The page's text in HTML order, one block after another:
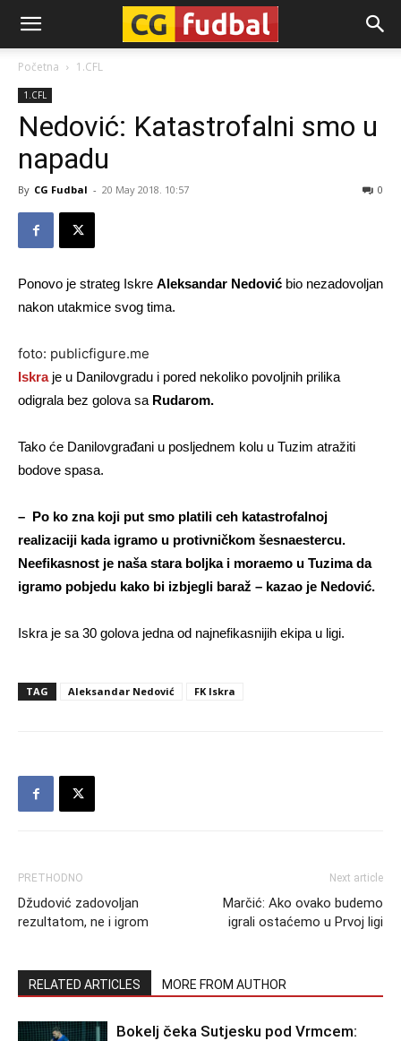
CG-
Fudbal
Početna 1.CFL
1.CFL
Nedović: Katastrofalni smo u
napadu
By CG Fudbal - 20 May 2018. 10:57 0
Ponovo je strateg Iskre Aleksandar Nedović bio nezadovoljan
nakon utakmice svog tima.
foto: publicfigure.me
Iskraje u Danilovgradu i pored nekoliko povoljnih prilika
odigrala bez golova sa Rudarom.
Tako će Danilovgrađani u posljednem kolu u Tuzim atražiti
bodove spasa.
– Po ko zna koji put smo platili ceh katastrofalnoj
realizaciji kada igramo u protivničkom šesnaestercu.
Neefikasnost je naša stara boljka i moraemo u Tuzima da
igramo pobjedu kako bi izbjegli baraž – kazao je Nedović.
Iskra je sa 30 golova jedna od najnefikasnijih ekipa u ligi.
TAG Aleksandar Nedović FK Iskra
PRETHODNO
Džudović zadovoljan
rezultatom, ne i igrom
Next article
Marčić: Ako ovako budemo
igrali ostaćemo u Prvoj ligi
RELATED ARTICLES MORE FROM AUTHOR
Bokelj čeka Sutjesku pod Vrmcem: